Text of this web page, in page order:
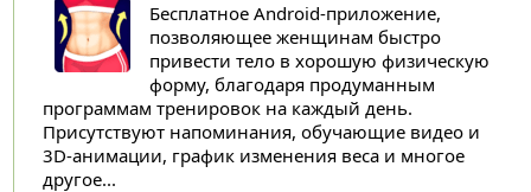
Бесплатное Android-приложение,
позволяющее женщинам быстро
привести тело в хорошую физическую
форму, благодаря продуманным
программам тренировок на каждый день.
Присутствуют напоминания, обучающие видео и
3D-анимации, график изменения веса и многое
другое...